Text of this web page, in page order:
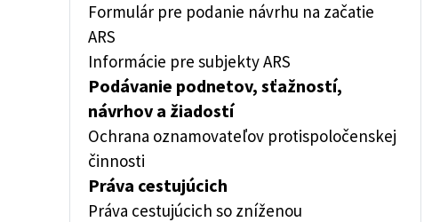
Formulár pre podanie návrhu na začatie
ARS
Informácie pre subjekty ARS
Podávanie podnetov, sťažností,
návrhov a žiadostí
Ochrana oznamovateľov protispoločenskej
činnosti
Práva cestujúcich
Práva cestujúcich so zníženou